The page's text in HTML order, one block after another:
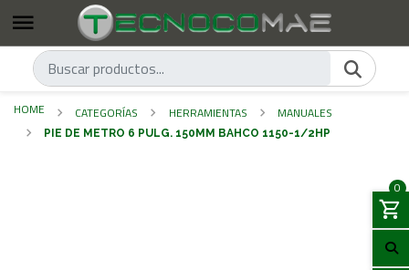
0
HOME CATEGORÍAS HERRAMIENTAS MANUALES
PIE DE METRO 6 PULG. 150MM BAHCO 1150-1/2HP